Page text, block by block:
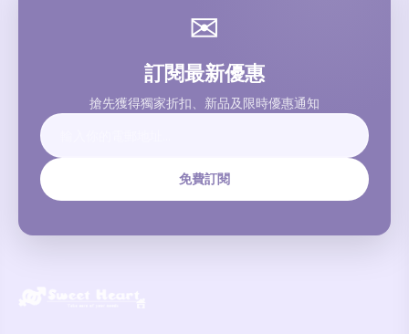
✉
訂閱最新優惠
搶先獲得獨家折扣、新品及限時優惠通知
免費訂閱